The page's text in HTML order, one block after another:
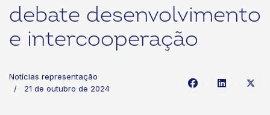
debate desenvolvimento
e intercooperação
Notícias representação
21 de outubro de 2024